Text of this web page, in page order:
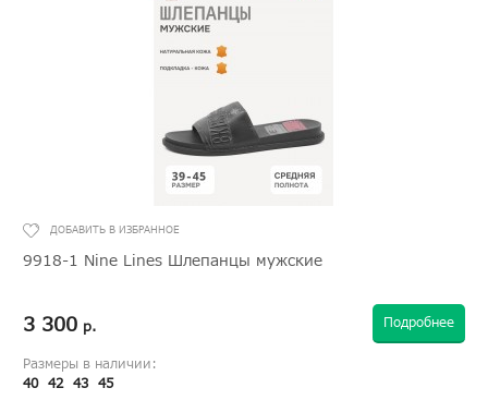
9918-1 Nine Lines Шлепанцы мужские
3 300 р. Подробнее
Размеры в наличии:
40 42 43 45